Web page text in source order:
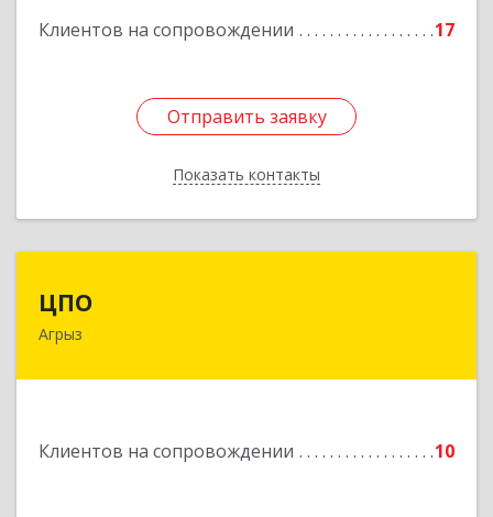
Клиентов на сопровождении 17
Отправить заявку
Показать контакты
Отправить заявку
Назад
ЦПО
Агрыз
Клиентов на сопровождении 10
Подробнее